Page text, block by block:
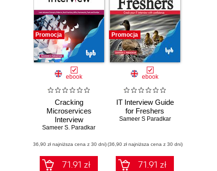
Promocja
ebook
Cracking
Microservices
Interview
Sameer S. Paradkar
(36,90 zł najniższa cena z 30 dni)
71.91 zł
Promocja
ebook
IT Interview Guide
for Freshers
Sameer S Paradkar
(36,90 zł najniższa cena z 30 dni)
71.91 zł